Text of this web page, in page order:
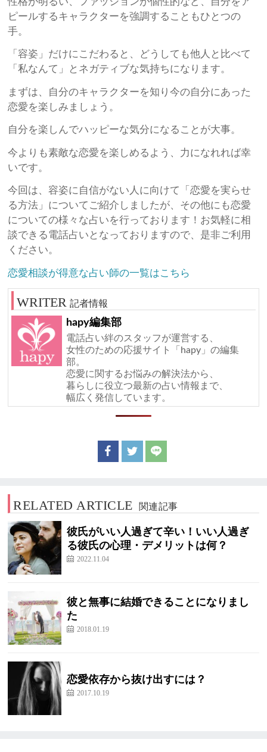
ピールするキャラクターを強調することもひとつの
手。
「容姿」だけにこだわると、どうしても他人と比べて
「私なんて」とネガティブな気持ちになります。
まずは、自分のキャラクターを知り今の自分にあった
恋愛を楽しみましょう。
自分を楽しんでハッピーな気分になることが大事。
今よりも素敵な恋愛を楽しめるよう、力になれれば幸
いです。
今回は、容姿に自信がない人に向けて「恋愛を実らせ
る方法」についてご紹介しましたが、その他にも恋愛
についての様々な占いを行っております！お気軽に相
談できる電話占いとなっておりますので、是非ご利用
ください。
恋愛相談が得意な占い師の一覧はこちら
記者情報
hapy編集部
電話占い絆のスタッフが運営する、
女性のための応援サイト「hapy」の編集
部。
恋愛に関するお悩みの解決法から、
暮らしに役立つ最新の占い情報まで、
幅広く発信しています。
RELATED ARTICLE 関連記事
彼氏がいい人過ぎて辛い！いい人過ぎ
る彼氏の心理・デメリットは何？
2022.11.04
彼と無事に結婚できることになりまし
た
2018.01.19
恋愛依存から抜け出すには？
2017.10.19